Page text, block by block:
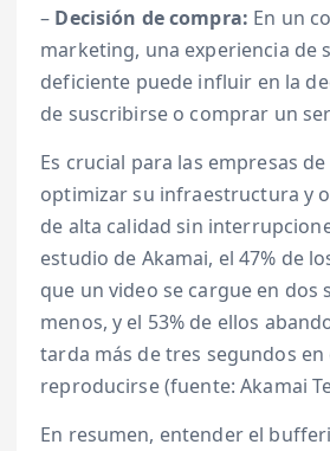
– Decisión de compra: En un
marketing, una experiencia de
deficiente puede influir en la
de suscribirse o comprar un
Es crucial para las empresas
optimizar su infraestructura y
de alta calidad sin
estudio de Akamai, el 47% de
que un video se cargue en dos
menos, y el 53% de ellos
tarda más de tres segundos en
reproducirse (fuente: Akamai
En resumen, entender el